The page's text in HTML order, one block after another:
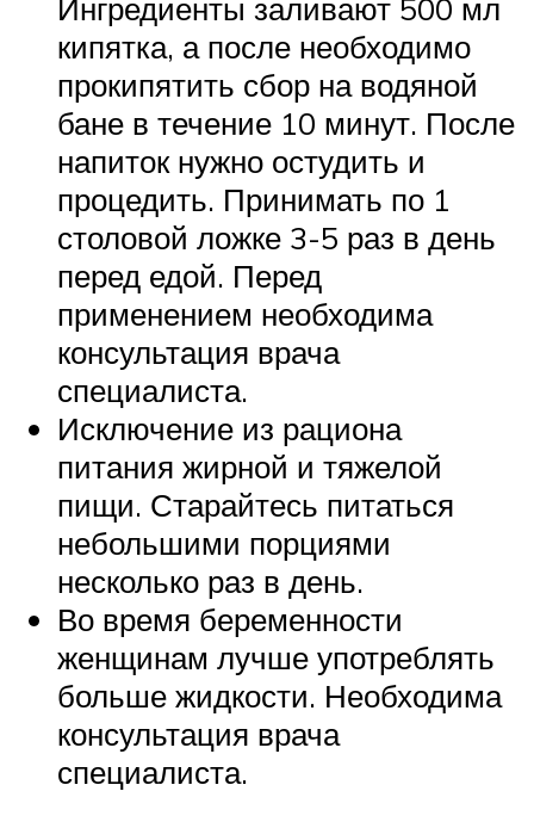
Ингредиенты заливают 500 мл
кипятка, а после необходимо
прокипятить сбор на водяной
бане в течение 10 минут. После
напиток нужно остудить и
процедить. Принимать по 1
столовой ложке 3-5 раз в день
перед едой. Перед
применением необходима
консультация врача
специалиста.
Исключение из рациона
питания жирной и тяжелой
пищи. Старайтесь питаться
небольшими порциями
несколько раз в день.
Во время беременности
женщинам лучше употреблять
больше жидкости. Необходима
консультация врача
специалиста.